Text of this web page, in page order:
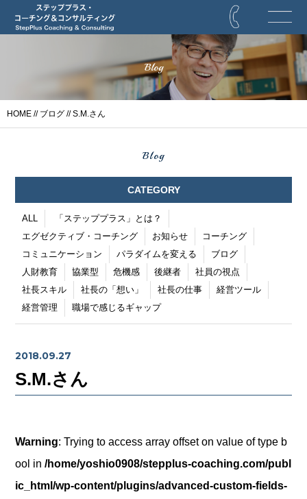
Blog
HOME // ブログ // S.M.さん
Blog
CATEGORY
ALL
「ステッププラス」とは？
エグゼクティブ・コーチング
お知らせ
コーチング
コミュニケーション
パラダイムを変える
ブログ
人財教育
協業型 危機感 後継者
社員の視点
社長スキル
社長の「想い」 社長の仕事
経営ツール
経営管理
職場で感じるギャップ
2018.09.27
S.M.さん
Warning: Trying to access array offset on value of type b
ool in/home/yoshio0908/stepplus-coaching.com/publ
ic_html/wp-content/plugins/advanced-custom-fields-